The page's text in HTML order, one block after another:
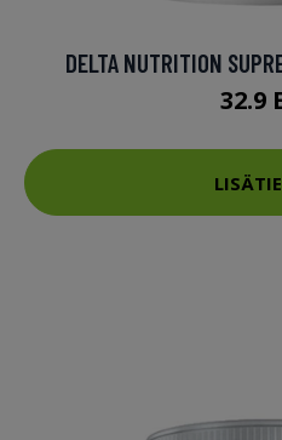
DELTA NUTRITION
32.9